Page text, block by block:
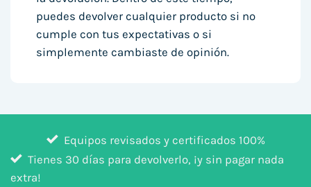
puedes devolver cualquier producto si no
cumple con tus expectativas o si
simplemente cambiaste de opinión.
Equipos revisados y certificados 100%
Tienes 30 días para devolverlo, ¡y sin pagar nada
extra!